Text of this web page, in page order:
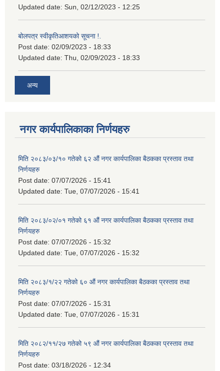
Updated date: Sun, 02/12/2023 - 12:25
बोलपत्र स्वीकृतिआशयको सूचना !.
Post date: 02/09/2023 - 18:33
Updated date: Thu, 02/09/2023 - 18:33
अन्य
नगर कार्यपालिकाका निर्णयहरु
मिति २०८३/०३/१० गतेको ६२ औं नगर कार्यपालिका बैठकका प्रस्ताव तथा
निर्णयहरु
Post date: 07/07/2026 - 15:41
Updated date: Tue, 07/07/2026 - 15:41
मिति २०८३/०२/०१ गतेको ६१ औं नगर कार्यपालिका बैठकका प्रस्ताव तथा
निर्णयहरु
Post date: 07/07/2026 - 15:32
Updated date: Tue, 07/07/2026 - 15:32
मिति २०८३/१/२२ गतेको ६० औं नगर कार्यपालिका बैठकका प्रस्ताव तथा
निर्णयहरु
Post date: 07/07/2026 - 15:31
Updated date: Tue, 07/07/2026 - 15:31
मिति २०८२/११/२७ गतेको ५९ औं नगर कार्यपालिका बैठकका प्रस्ताव तथा
निर्णयहरु
Post date: 03/18/2026 - 12:34